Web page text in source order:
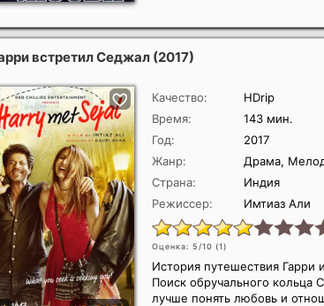
встретил Седжал (2017)
Качество:
HDrip
Время:
143 мин.
Год:
2017
Жанр:
Драма,
Страна:
Индия
Режиссер:
Имтиаз Али
Оценка: 5/10 (1)
История путешествия Гарри
Поиск обручального кольца
лучше понять любовь и